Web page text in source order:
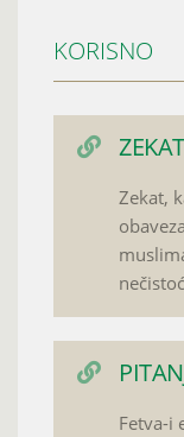
KORISNO
Zekat,
Fetva-i